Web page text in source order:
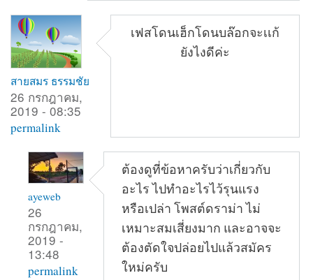
สายสมร ธรรมชัย
26 กรกฎาคม,
2019 - 08:35
permalink
เฟสโดนเฮ็กโดนบล๊อกจะเเก้
ยังไงดีค่ะ
ayeweb
26
กรกฎาคม,
2019 -
13:48
permalink
ต้องดูที่ข้อหาครับว่าเกี่ยวกับ
อะไร ไปทำอะไรไว้รุนแรง
หรือเปล่า โพสต์ดราม่า ไม่
เหมาะสมเสี่ยงมาก และอาจจะ
ต้องตัดใจปล่อยไปแล้วสมัคร
ใหม่ครับ